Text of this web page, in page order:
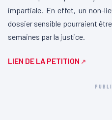
impartiale. En effet, un non-
dossier sensible pourraient
semaines par la justice.
LIEN DE LA PETITION